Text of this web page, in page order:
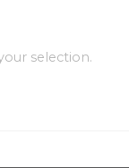
selection.